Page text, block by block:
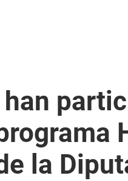
la